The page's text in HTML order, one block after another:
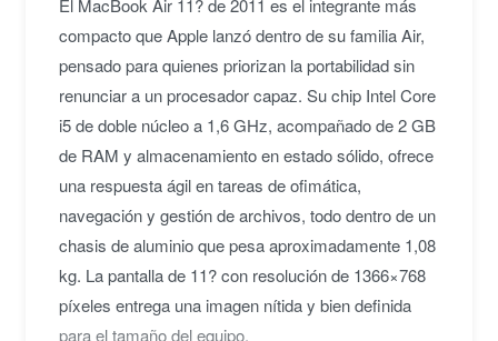
El MacBook Air 11? de 2011 es el integrante más
compacto que Apple lanzó dentro de su familia Air,
pensado para quienes priorizan la portabilidad sin
renunciar a un procesador capaz. Su chip Intel Core
i5 de doble núcleo a 1,6 GHz, acompañado de 2 GB
de RAM y almacenamiento en estado sólido, ofrece
una respuesta ágil en tareas de ofimática,
navegación y gestión de archivos, todo dentro de un
chasis de aluminio que pesa aproximadamente 1,08
kg. La pantalla de 11? con resolución de 1366×768
píxeles entrega una imagen nítida y bien definida
para el tamaño del equipo.